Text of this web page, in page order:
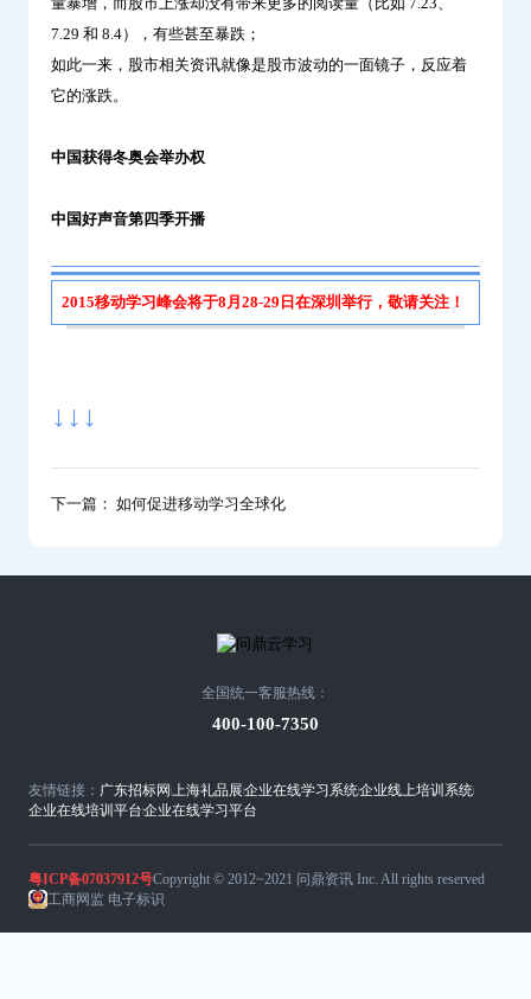
7.29 和 8.4），有些甚至暴跌；
如此一来，股市相关资讯就像是股市波动的一面镜子，反应着
它的涨跌。
中国获得冬奥会举办权
中国好声音第四季开播
2015移动学习峰会将于8月28-29日在深圳举行，敬请关注！
↓↓↓
下一篇： 如何促进移动学习全球化
友情链接： 广东招标网 上海礼品展企业在线学习系统企业线上培训系统
企业在线培训平台企业在线学习平台
全国统一客服热线：
400-100-7350
粤ICP备07037912号Copyright © 2012~2021 问鼎资讯 Inc. All rights reserved
工商网监 电子标识